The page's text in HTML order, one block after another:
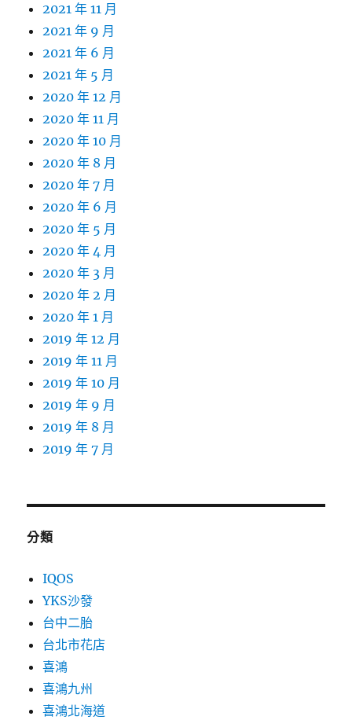
2021 年 11 月
2021 年 9 月
2021 年 6 月
2021 年 5 月
2020 年 12 月
2020 年 11 月
2020 年 10 月
2020 年 8 月
2020 年 7 月
2020 年 6 月
2020 年 5 月
2020 年 4 月
2020 年 3 月
2020 年 2 月
2020 年 1 月
2019 年 12 月
2019 年 11 月
2019 年 10 月
2019 年 9 月
2019 年 8 月
2019 年 7 月
分類
IQOS
YKS沙發
台中二胎
台北市花店
喜鴻
喜鴻九州
喜鴻北海道